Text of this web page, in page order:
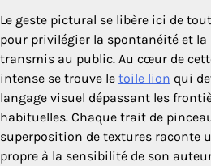
Le geste pictural se libère ici de
pour privilégier la spontanéité et la
transmis au public. Au cœur de
intense se trouve le toile lion qui
langage visuel dépassant les
habituelles. Chaque trait de
superposition de textures raconte
propre à la sensibilité de son